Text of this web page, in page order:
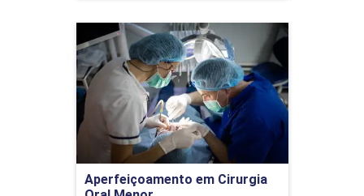
Aperfeiçoamento em Cirurgia
Aperfeiçoamento em
Cirurgia Oral Menor
Detalhes do curso
Ir para Inscrição